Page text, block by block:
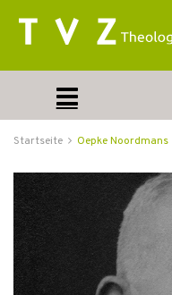
Startseite Oepke Noordmans